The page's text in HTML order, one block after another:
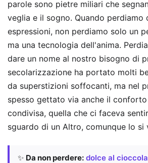
parole sono pietre miliari che
veglia e il sogno. Quando perdiamo
espressioni, non perdiamo solo un
ma una tecnologia dell'anima.
dare un nome al nostro bisogno di
secolarizzazione ha portato molti
da superstizioni soffocanti, ma nel
spesso gettato via anche il
condivisa, quella che ci faceva
sguardo di un Altro, comunque lo si
✨ Da non perdere: dolce al